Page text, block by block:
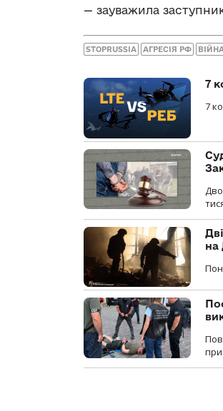
— зауважила
STOPRUSSIA АГРЕСІЯ РФ
7
7
на